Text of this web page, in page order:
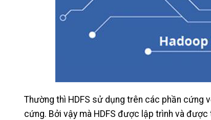
Thường thì HDFS sử dụng trên các phần cứng
cứng. Bởi vậy mà HDFS được lập trình và